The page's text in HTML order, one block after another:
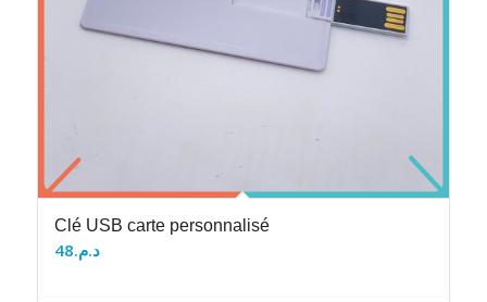
Clé USB carte personnalisé
د.م.48